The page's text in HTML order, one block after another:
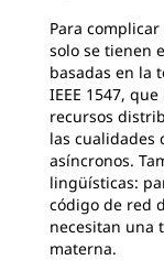
Para
solo se tienen
basadas en la
IEEE 1547,
recursos
las cualidades
asíncronos.
lingüísticas:
código de red
necesitan una
materna.